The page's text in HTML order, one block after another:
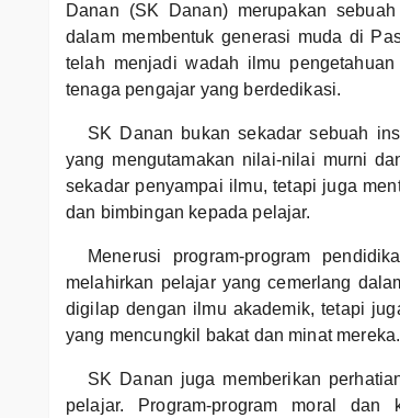
Danan (SK Danan) merupakan
dalam membentuk generasi muda di
telah menjadi wadah ilmu
tenaga pengajar yang berdedikasi.
SK Danan bukan sekadar sebuah
yang mengutamakan nilai-nilai murni
sekadar penyampai ilmu, tetapi juga
dan bimbingan kepada pelajar.
Menerusi program-program
melahirkan pelajar yang cemerlang
digilap dengan ilmu akademik, tetapi
yang mencungkil bakat dan minat mereka.
SK Danan juga memberikan
pelajar. Program-program moral dan